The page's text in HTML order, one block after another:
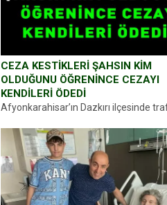
CEZA KESTİKLERİ ŞAHSIN KİM
OLDUĞUNU ÖĞRENİNCE CEZAYI
KENDİLERİ ÖDEDİ
Afyonkarahisar’ın Dazkırı ilçesinde
durdurdukları bir otomobilin
ehliyet ve ruhsat sorup belgelerini
Sürücü Abdurrahman Ö.nün verdiği
eksik olduğunu...